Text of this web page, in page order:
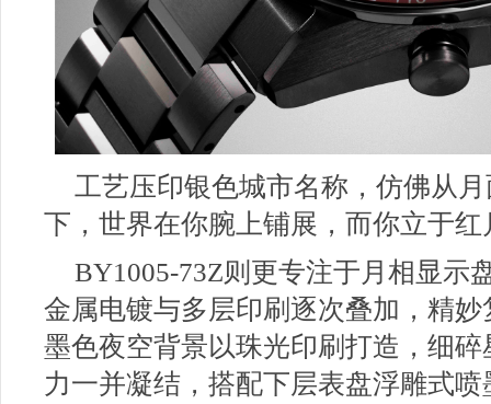
工艺压印银色城市名称，仿佛从
下，世界在你腕上铺展，而你立于
BY1005-73Z则更专注于月相显示
金属电镀与多层印刷逐次叠加，精
墨色夜空背景以珠光印刷打造，细
力一并凝结，搭配下层表盘浮雕式